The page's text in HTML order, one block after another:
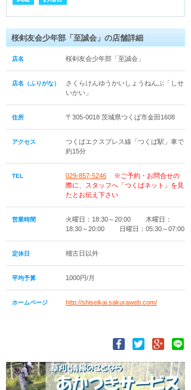
桜剣友会少年部「至誠会」の店舗詳細
店名 桜剣友会少年部「至誠会」
店名（ふりがな）
さくらけんゆうかいしょうねんぶ「しせ
いかい」
住所 〒305-0018 茨城県つくば市金田1608
アクセス
つくばエクスプレス線「つくば駅」車で
約15分
TEL 029-857-5246
※ご予約・お問合せの
際に、スタッフへ「つくばネット」を見
たとお伝え下さい
営業時間
火曜日：18:30～20:00 木曜日：
18:30～20:00 日曜日：05:30～07:00
定休日 稽古日以外
平均予算 1000円/月
ホームページ http://shiseikai.sakuraweb.com/